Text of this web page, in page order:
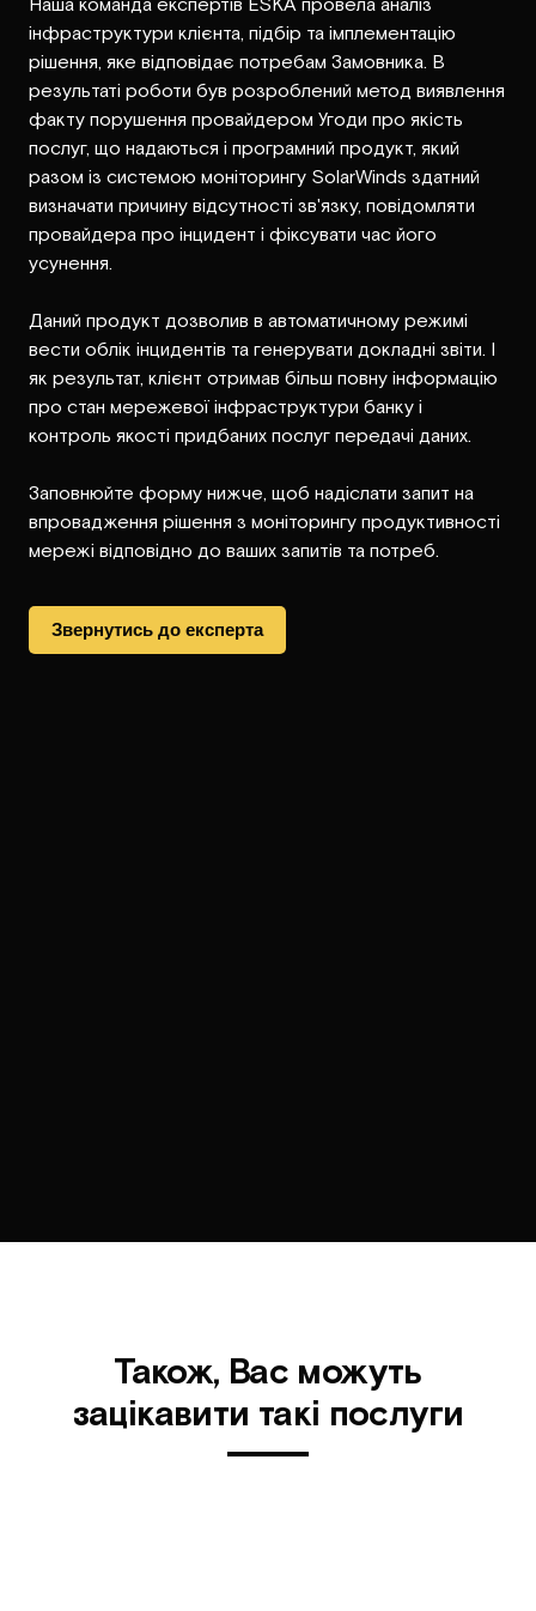
інфраструктури клієнта, підбір та імплементацію
рішення, яке відповідає потребам Замовника. В
результаті роботи був розроблений метод виявлення
факту порушення провайдером Угоди про якість
послуг, що надаються і програмний продукт, який
разом із системою моніторингу SolarWinds здатний
визначати причину відсутності зв'язку, повідомляти
провайдера про інцидент і фіксувати час його
усунення.
Даний продукт дозволив в автоматичному режимі
вести облік інцидентів та генерувати докладні звіти. І
як результат, клієнт отримав більш повну інформацію
про стан мережевої інфраструктури банку і
контроль якості придбаних послуг передачі даних.
Заповнюйте форму нижче, щоб надіслати запит на
впровадження рішення з моніторингу продуктивності
мережі відповідно до ваших запитів та потреб.
Звернутись до експерта
Також, Вас можуть
зацікавити такі послуги